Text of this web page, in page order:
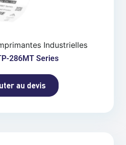
Industrielles
286MT Series
au devis